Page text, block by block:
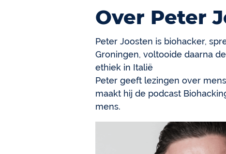
Over Peter
Peter Joosten is biohacker,
Groningen, voltooide daarna
ethiek in Italië
Peter geeft lezingen over
maakt hij de podcast
mens.